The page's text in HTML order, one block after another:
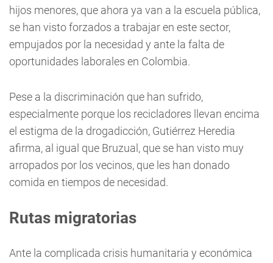
hijos menores, que ahora ya van a la escuela pública,
se han visto forzados a trabajar en este sector,
empujados por la necesidad y ante la falta de
oportunidades laborales en Colombia.
Pese a la discriminación que han sufrido,
especialmente porque los recicladores llevan encima
el estigma de la drogadicción, Gutiérrez Heredia
afirma, al igual que Bruzual, que se han visto muy
arropados por los vecinos, que les han donado
comida en tiempos de necesidad.
Rutas migratorias
Ante la complicada crisis humanitaria y económica